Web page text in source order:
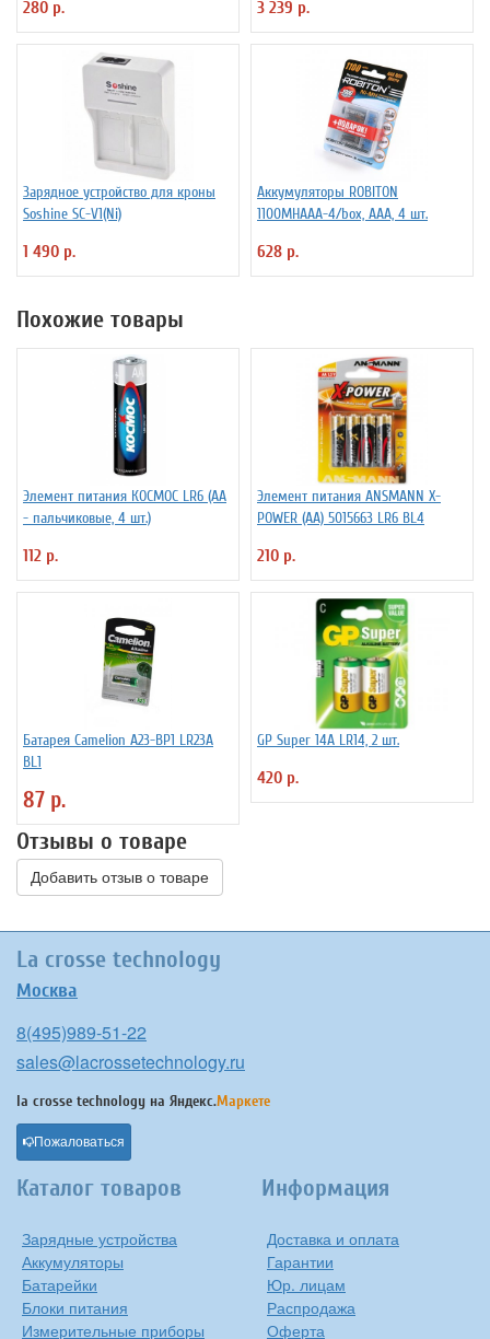
280 р. 3 239 р.
Зарядное устройство для кроны
Soshine SC-V1(Ni)
1 490 р.
Аккумуляторы ROBITON
1100MHAAA-4/box, ААА, 4 шт.
628 р.
Похожие товары
Элемент питания КОСМОС LR6 (АА
- пальчиковые, 4 шт.)
112 р.
Элемент питания ANSMANN X-
POWER (АА) 5015663 LR6 BL4
210 р.
Батарея Camelion A23-BP1 LR23A
BL1
87 р.
GP Super 14А LR14, 2 шт.
420 р.
Отзывы о товаре
Добавить отзыв о товаре
La crosse technology
Москва
8(495)989-51-22
sales@lacrossetechnology.ru
la crosse technology на Яндекс.Маркете
Пожаловаться
Каталог товаров
Зарядные устройства
Аккумуляторы
Батарейки
Блоки питания
Измерительные приборы
Информация
Доставка и оплата
Гарантии
Юр. лицам
Распродажа
Оферта